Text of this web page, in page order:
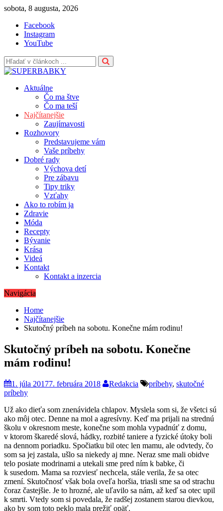
Skip
content
sobota, 8 augusta, 2026
Facebook
Instagram
YouTube
Aktuálne
Čo ma štve
Čo ma teší
Najčítanejšie
Zaujímavosti
Rozhovory
Predstavujeme vám
Vaše príbehy
Dobré rady
Výchova detí
Pre zábavu
Tipy triky
Vzťahy
Ako to robím ja
Zdravie
Móda
Recepty
Bývanie
Krása
Videá
Kontakt
Kontakt a inzercia
Navigácia
Home
Najčítanejšie
Skutočný príbeh na sobotu. Konečne mám rodinu!
Skutočný príbeh na sobotu. Konečne
mám rodinu!
1. júla 20177. februára 2018 Redakcia príbehy, skutočné
príbehy
Už ako dieťa som znenávidela chlapov. Myslela som si, že všetci sú
ako môj otec. Denne na mol a agresívny. Keď ma prijali na strednú
školu v okresnom meste, konečne som mohla vypadnúť z domu,
v ktorom škaredé slová, hádky, rozbité taniere a fyzické útoky boli
na dennom poriadku. Spočiatku bil otec len mamu, ale odvtedy, čo
som sa jej zastala, ušlo sa niekedy aj mne. Neraz sme mali obidve
telo posiate modrinami a utekali sme pred ním k babke, či
k susedom. Mama sa rozviesť nechcela, stále verila, že sa otec
zmení. Skutočnosť však bola oveľa horšia, triasli sme sa od strachu
čoraz častejšie. Je to hrozné, ale uľavilo sa nám, až keď sa otec upil
k smrti. Vtedy som si povedala, že radšej zostanem starou dievkou,
ako by som toto peklo mala prežiť opäť.